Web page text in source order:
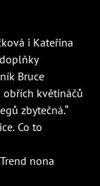
i Kateřina
Bruce
květináčů
zbytečná.“
Co to
nona